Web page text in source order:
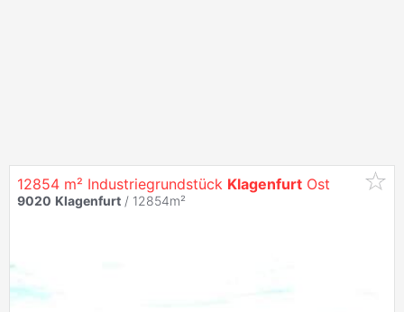
12854 m² Industriegrundstück Klagenfurt Ost
9020 Klagenfurt / 12854m²